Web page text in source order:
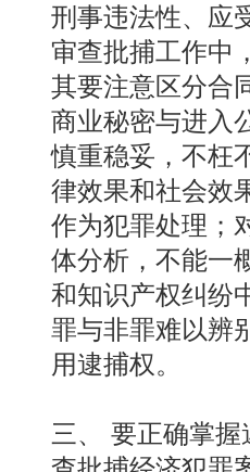
刑事违法性、应
审查批捕工作中
其要注意区分合
商业秘密与进入
慎重稳妥，不枉
律效果和社会效
作为犯罪处理；
体分析，不能一
和知识产权纠纷
罪与非罪难以辨
用逮捕权。
三、 要正确掌